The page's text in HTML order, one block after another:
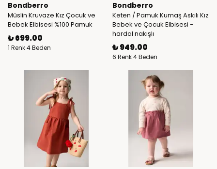
Bondberro
Müslin Kruvaze Kız Çocuk ve
Bebek Elbisesi %100 Pamuk
₺ 699.00
1 Renk 4 Beden
Bondberro
Keten / Pamuk Kumaş Askılı Kız
Bebek ve Çocuk Elbisesi -
hardal nakışlı
₺ 949.00
6 Renk 4 Beden